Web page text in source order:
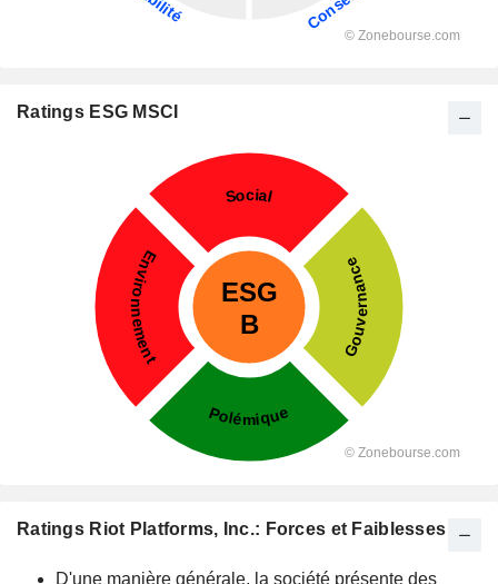
Ratings ESG MSCI
Ratings Riot Platforms, Inc.: Forces et Faiblesses
D'une manière générale, la société présente des